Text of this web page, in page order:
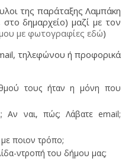
της παράταξης Λαμπάκη
δημαρχείο) μαζί με τον
με φωτογραφίες εδώ)
τηλεφώνου ή προφορικά
τους ήταν η μόνη που
Αν ναι, πώς; Λάβατε email;
ποιον τρόπο;
ντροπή του δήμου μας;